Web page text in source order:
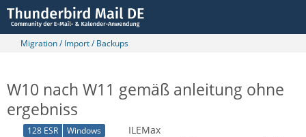
Migration / Import / Backups
W10 nach W11 gemäß anleitung ohne
ergebniss
128 ESR Windows
ILEMax